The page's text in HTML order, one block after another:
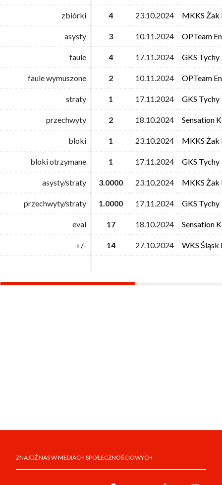
zbiórki 4 23.10.2024 MKKS Żak
asysty 3 10.11.2024 OPTeam
faule 4 17.11.2024 GKS Tychy
faule wymuszone 2 10.11.2024 OPTeam
straty 1 17.11.2024 GKS Tychy
przechwyty 2 18.10.2024 Sensation
bloki 1 23.10.2024 MKKS Żak
bloki otrzymane 1 17.11.2024 GKS Tychy
asysty/straty 3.0000 23.10.2024 MKKS Żak
przechwyty/straty 1.0000 17.11.2024 GKS Tychy
eval 17 18.10.2024 Sensation
+/- 14 27.10.2024 WKS Śląsk
zbiórki 4 23.10.2024 MKKS Żak
asysty 3 10.11.2024 OPTeam
faule 4 17.11.2024 GKS Tychy
faule wymuszone 2 10.11.2024 OPTeam
straty 1 17.11.2024 GKS Tychy
przechwyty 2 18.10.2024 Sensation
bloki 1 23.10.2024 MKKS Żak
bloki otrzymane 1 17.11.2024 GKS Tychy
asysty/straty 3.0000 23.10.2024 MKKS Żak
przechwyty/straty 1.0000 17.11.2024 GKS Tychy
eval 17 18.10.2024 Sensation
+/- 14 27.10.2024 WKS Śląsk
ZNAJDŹ NAS W MEDIACH SPOŁECZNOŚCIOWYCH